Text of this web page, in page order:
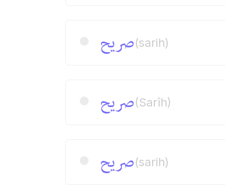
صریح(sarih)
صریح(Sarîh)
صریح(sarih)